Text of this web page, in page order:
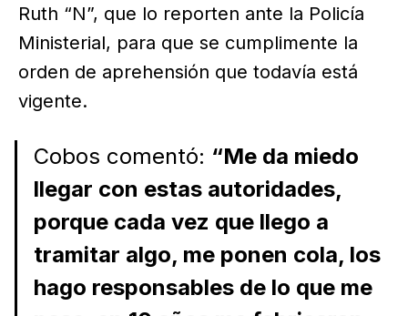
Ruth “N”, que lo reporten ante la Policía
Ministerial, para que se cumplimente la
orden de aprehensión que todavía está
vigente.
Cobos comentó: “Me da miedo
llegar con estas autoridades,
porque cada vez que llego a
tramitar algo, me ponen cola, los
hago responsables de lo que me